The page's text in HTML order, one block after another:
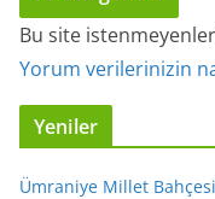
Bu site
Yorum verilerinizin
Yeniler
Ümraniye Millet